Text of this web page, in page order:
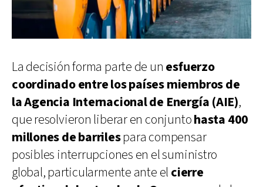
La decisión forma parte de un esfuerzo
coordinado entre los países miembros de
la Agencia Internacional de Energía (AIE),
que resolvieron liberar en conjuntohasta 400
millones de barrilespara compensar
posibles interrupciones en el suministro
global, particularmente ante el cierre